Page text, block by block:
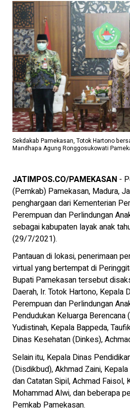
Sekdakab Pamekasan, Totok Hartono
Mandhapa Agung Ronggosukowati
JATIMPOS.CO/PAMEKASAN -
(Pemkab) Pamekasan, Madura,
penghargaan dari Kementerian
Perempuan dan Perlindungan
sebagai kabupaten layak anak
(29/7/2021).
Pantauan di lokasi, penerimaan
virtual yang bertempat di
Bupati Pamekasan tersebut
Daerah, Ir. Totok Hartono, Kepala
Perempuan dan Perlindungan
Pendudukan Keluarga Berencana
Yudistinah, Kepala Bappeda,
Dinas Kesehatan (Dinkes),
Selain itu, Kepala Dinas
(Disdikbud), Akhmad Zaini,
dan Catatan Sipil, Achmad Faisol,
Mohammad Alwi, dan beberapa
Pemkab Pamekasan.